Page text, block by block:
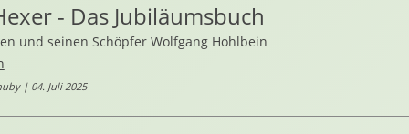
- Das Jubiläumsbuch
und seinen Schöpfer Wolfgang Hohlbein
| 04. Juli 2025